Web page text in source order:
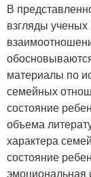
В
взгляды
материалы по
семейных
состояние
объема
характера
состояние